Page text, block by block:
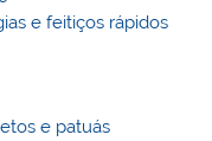
e feitiços rápidos
e patuás